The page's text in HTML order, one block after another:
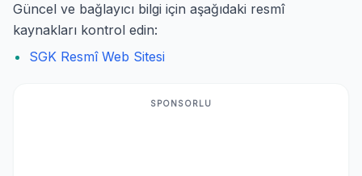
Güncel ve bağlayıcı bilgi için aşağıdaki resmî
kaynakları kontrol edin:
SGK Resmî Web Sitesi
SPONSORLU